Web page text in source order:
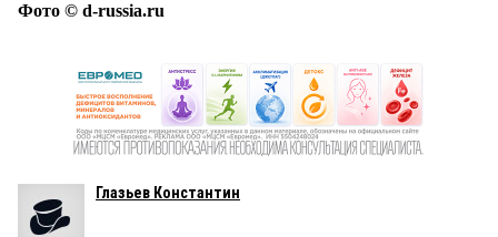
Фото © d-russia.ru
Глазьев Константин